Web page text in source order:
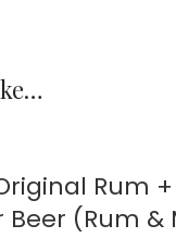
Rum
Beer (Rum &